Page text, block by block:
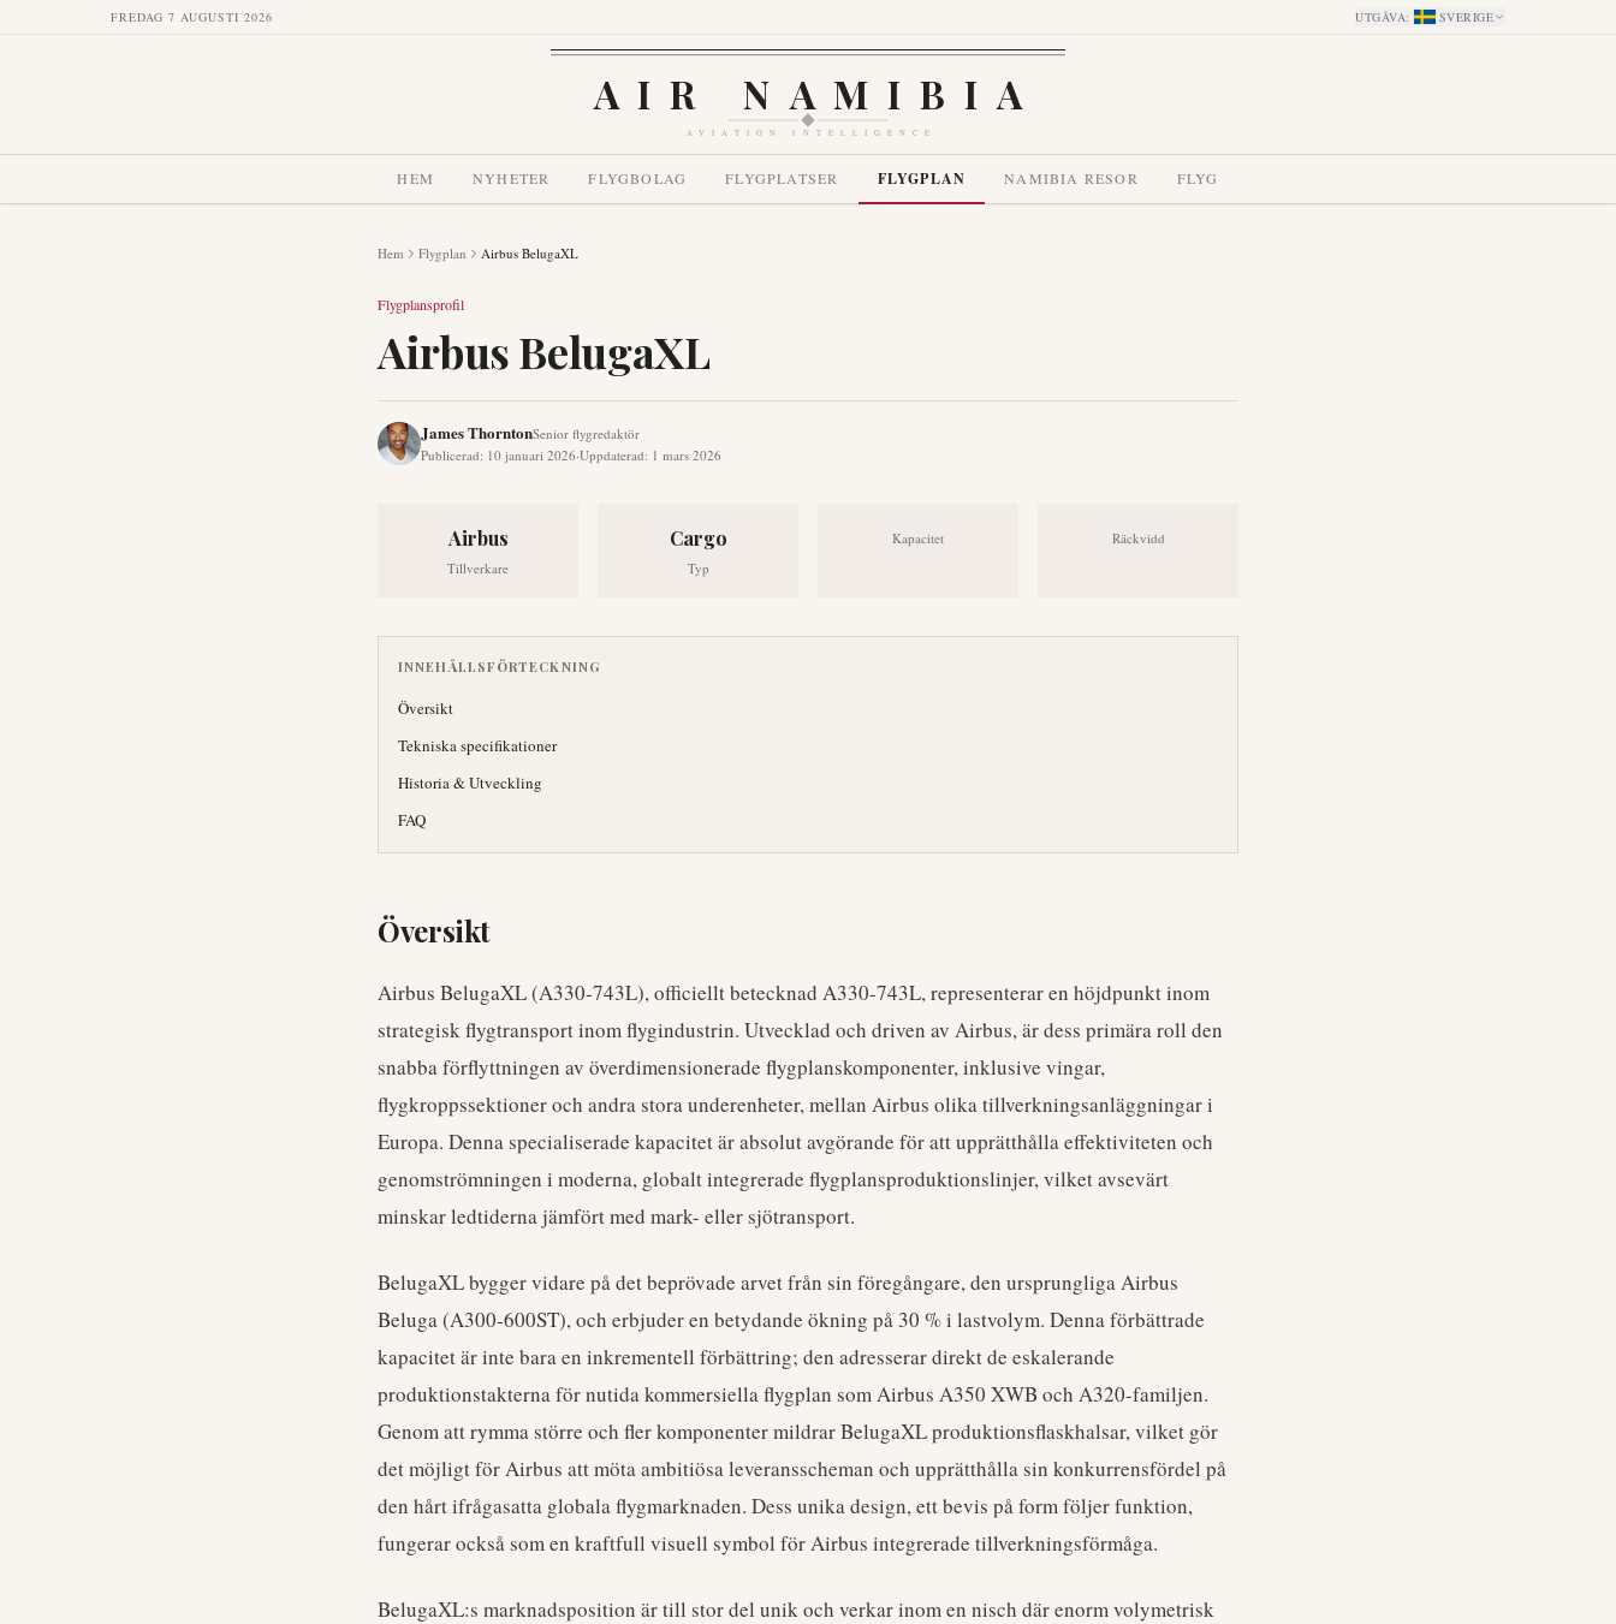
FREDAG 7 AUGUSTI 2026 UTGÅVA: SVERIGE
AIR NAMIBIA
AVIATION INTELLIGENCE
HEM NYHETER FLYGBOLAG FLYGPLATSER FLYGPLAN NAMIBIA RESOR FLYG
Hem Flygplan Airbus BelugaXL
Flygplansprofil
Airbus BelugaXL
James ThorntonSenior flygredaktör
Publicerad: 10 januari 2026·Uppdaterad: 1 mars 2026
Airbus
Tillverkare
Cargo
Typ
Kapacitet Räckvidd
INNEHÅLLSFÖRTECKNING
Översikt
Tekniska specifikationer
Historia & Utveckling
FAQ
Översikt
Airbus BelugaXL (A330-743L), officiellt betecknad A330-743L, representerar en höjdpunkt inom
strategisk flygtransport inom flygindustrin. Utvecklad och driven av Airbus, är dess primära roll den
snabba förflyttningen av överdimensionerade flygplanskomponenter, inklusive vingar,
flygkroppssektioner och andra stora underenheter, mellan Airbus olika tillverkningsanläggningar i
Europa. Denna specialiserade kapacitet är absolut avgörande för att upprätthålla effektiviteten och
genomströmningen i moderna, globalt integrerade flygplansproduktionslinjer, vilket avsevärt
minskar ledtiderna jämfört med mark- eller sjötransport.
BelugaXL bygger vidare på det beprövade arvet från sin föregångare, den ursprungliga Airbus
Beluga (A300-600ST), och erbjuder en betydande ökning på 30 % i lastvolym. Denna förbättrade
kapacitet är inte bara en inkrementell förbättring; den adresserar direkt de eskalerande
produktionstakterna för nutida kommersiella flygplan som Airbus A350 XWB och A320-familjen.
Genom att rymma större och fler komponenter mildrar BelugaXL produktionsflaskhalsar, vilket gör
det möjligt för Airbus att möta ambitiösa leveransscheman och upprätthålla sin konkurrensfördel på
den hårt ifrågasatta globala flygmarknaden. Dess unika design, ett bevis på form följer funktion,
fungerar också som en kraftfull visuell symbol för Airbus integrerade tillverkningsförmåga.
BelugaXL:s marknadsposition är till stor del unik och verkar inom en nisch där enorm volymetrisk